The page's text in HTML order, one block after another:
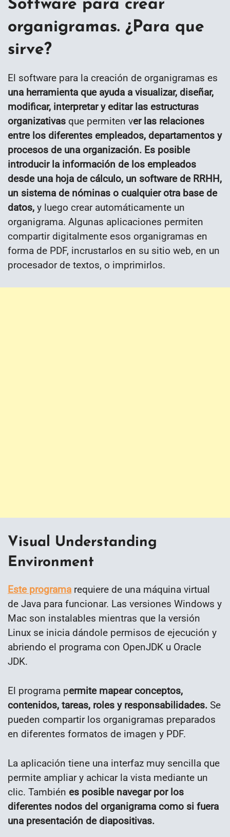
Software para crear
organigramas. ¿Para que
sirve?
El software para la creación de organigramas es
una herramienta que ayuda a visualizar, diseñar,
modificar, interpretar y editar las estructuras
organizativas que permiten ver las relaciones
entre los diferentes empleados, departamentos y
procesos de una organización. Es posible
introducir la información de los empleados
desde una hoja de cálculo, un software de RRHH,
un sistema de nóminas o cualquier otra base de
datos, y luego crear automáticamente un
organigrama. Algunas aplicaciones permiten
compartir digitalmente esos organigramas en
forma de PDF, incrustarlos en su sitio web, en un
procesador de textos, o imprimirlos.
Visual Understanding
Environment
Este programa requiere de una máquina virtual
de Java para funcionar. Las versiones Windows y
Mac son instalables mientras que la versión
Linux se inicia dándole permisos de ejecución y
abriendo el programa con OpenJDK u Oracle
JDK.
El programa permite mapear conceptos,
contenidos, tareas, roles y responsabilidades. Se
pueden compartir los organigramas preparados
en diferentes formatos de imagen y PDF.
La aplicación tiene una interfaz muy sencilla que
permite ampliar y achicar la vista mediante un
clic. También es posible navegar por los
diferentes nodos del organigrama como si fuera
una presentación de diapositivas.